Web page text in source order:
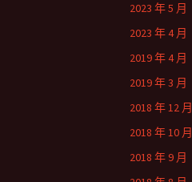
2023 年 5 月
2023 年 4 月
2019 年 4 月
2019 年 3 月
2018 年 12 月
2018 年 10 月
2018 年 9 月